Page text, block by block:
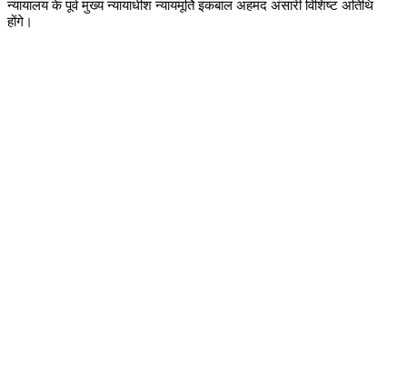
न्यायालय के पूर्व मुख्य न्यायाधीश न्यायमूर्ति इकबाल अहमद अंसारी विशिष्ट अतिथि
होंगे।